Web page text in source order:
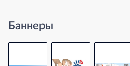
Баннеры